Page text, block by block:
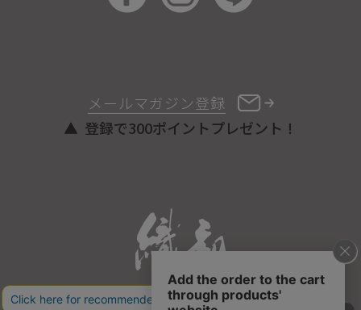
メールマガジン登録
登録で300ポイントプレゼント！